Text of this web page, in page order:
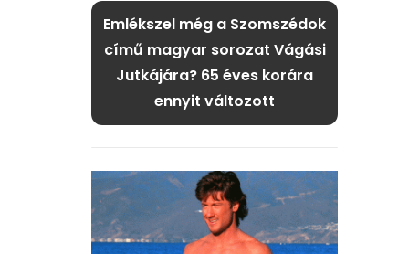
Emlékszel még a Szomszédok
című magyar sorozat Vágási
Jutkájára? 65 éves korára
ennyit változott